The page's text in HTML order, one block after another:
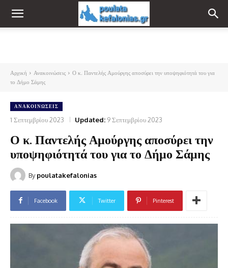
Αρχική Ανακοινώσεις
Ο κ. Παντελής Αμούργης αποσύρει την υποψηφιότητά του για
το Δήμο Σάμης
ΑΝΑΚΟΙΝΏΣΕΙΣ
1 Σεπτεμβρίου 2023 Updated: 9 Σεπτεμβρίου 2023
Ο κ. Παντελής Αμούργης αποσύρει την
υποψηφιότητά του για το Δήμο Σάμης
By poulatakefalonias
Facebook Twitter Pinterest